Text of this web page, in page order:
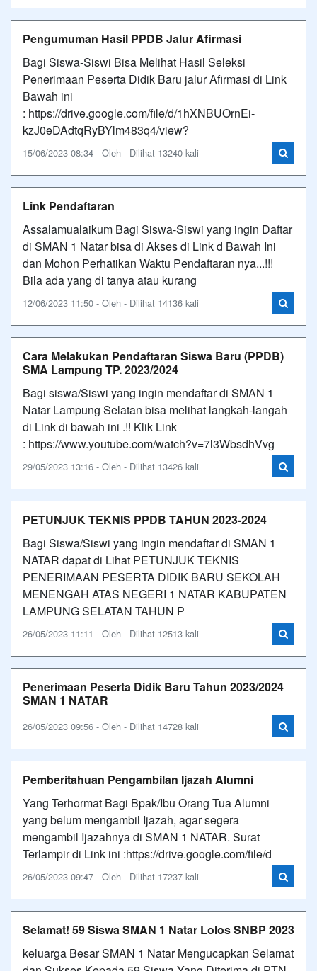
Pengumuman Hasil PPDB Jalur Afirmasi
Bagi Siswa-Siswi Bisa Melihat Hasil Seleksi
Penerimaan Peserta Didik Baru jalur Afirmasi di Link
Bawah ini
: https://drive.google.com/file/d/1hXNBUOrnEi-
kzJ0eDAdtqRyBYlm483q4/view?
15/06/2023 08:34 - Oleh - Dilihat 13240 kali
Link Pendaftaran
Assalamualaikum Bagi Siswa-Siswi yang ingin Daftar
di SMAN 1 Natar bisa di Akses di Link d Bawah Ini
dan Mohon Perhatikan Waktu Pendaftaran nya...!!!
Bila ada yang di tanya atau kurang
12/06/2023 11:50 - Oleh - Dilihat 14136 kali
Cara Melakukan Pendaftaran Siswa Baru (PPDB)
SMA Lampung TP. 2023/2024
Bagi siswa/Siswi yang ingin mendaftar di SMAN 1
Natar Lampung Selatan bisa melihat langkah-langah
di Link di bawah ini .!! Klik Link
: https://www.youtube.com/watch?v=7l3WbsdhVvg
29/05/2023 13:16 - Oleh - Dilihat 13426 kali
PETUNJUK TEKNIS PPDB TAHUN 2023-2024
Bagi Siswa/Siswi yang ingin mendaftar di SMAN 1
NATAR dapat di Lihat PETUNJUK TEKNIS
PENERIMAAN PESERTA DIDIK BARU SEKOLAH
MENENGAH ATAS NEGERI 1 NATAR KABUPATEN
LAMPUNG SELATAN TAHUN P
26/05/2023 11:11 - Oleh - Dilihat 12513 kali
Penerimaan Peserta Didik Baru Tahun 2023/2024
SMAN 1 NATAR
26/05/2023 09:56 - Oleh - Dilihat 14728 kali
Pemberitahuan Pengambilan Ijazah Alumni
Yang Terhormat Bagi Bpak/Ibu Orang Tua Alumni
yang belum mengambil Ijazah, agar segera
mengambil Ijazahnya di SMAN 1 NATAR. Surat
Terlampir di Link ini :https://drive.google.com/file/d
26/05/2023 09:47 - Oleh - Dilihat 17237 kali
Selamat! 59 Siswa SMAN 1 Natar Lolos SNBP 2023
keluarga Besar SMAN 1 Natar Mengucapkan Selamat